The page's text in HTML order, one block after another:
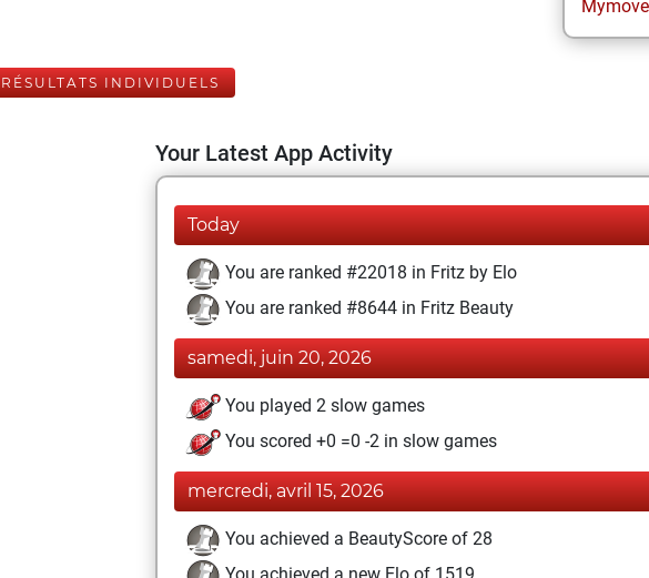
RÉSULTATS INDIVIDUELS
Your Latest App Activity
Today
You are ranked #22018 in Fritz by Elo
You are ranked #8644 in Fritz Beauty
samedi, juin 20, 2026
You played 2 slow games
You scored +0 =0 -2 in slow games
mercredi, avril 15, 2026
You achieved a BeautyScore of 28